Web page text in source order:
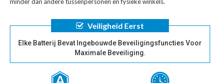
Veiligheid Eerst
Elke Batterij Bevat Ingebouwde Beveiligingsfuncties Voor
Maximale Beveiliging.